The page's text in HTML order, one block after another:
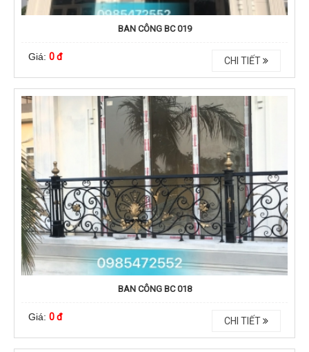
BAN CÔNG BC 019
Giá: 0 đ CHI TIẾT
BAN CÔNG BC 018
Giá: 0 đ CHI TIẾT